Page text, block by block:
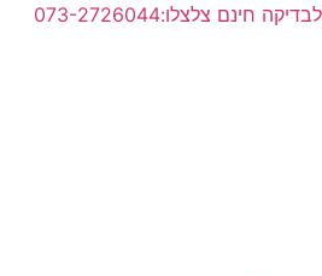
דלג
לבדיקה חינם צלצלו:073-2726044